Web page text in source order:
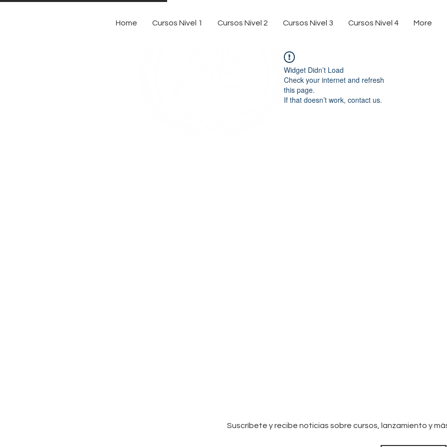
Home Cursos Nivel 1 Cursos Nivel 2 Cursos Nivel 3 Cursos Nivel 4 More
Widget Didn’t Load
Check your internet and refresh
this page.
If that doesn’t work, contact us.
Suscríbete y recibe noticias sobre cursos, lanzamiento y